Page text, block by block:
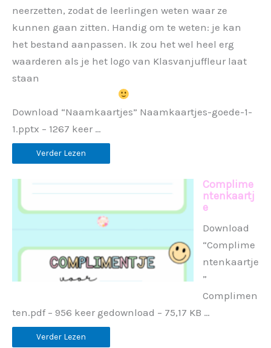
neerzetten, zodat de leerlingen weten waar ze
kunnen gaan zitten. Handig om te weten: je kan
het bestand aanpassen. Ik zou het wel heel erg
waarderen als je het logo van Klasvanjuffleur laat
staan
Download “Naamkaartjes” Naamkaartjes-goede-1-
1.pptx – 1267 keer …
Verder Lezen
Complime
ntenkaartj
e
Download
“Complime
ntenkaartje
”
Complimen
ten.pdf – 956 keer gedownload – 75,17 KB …
Verder Lezen